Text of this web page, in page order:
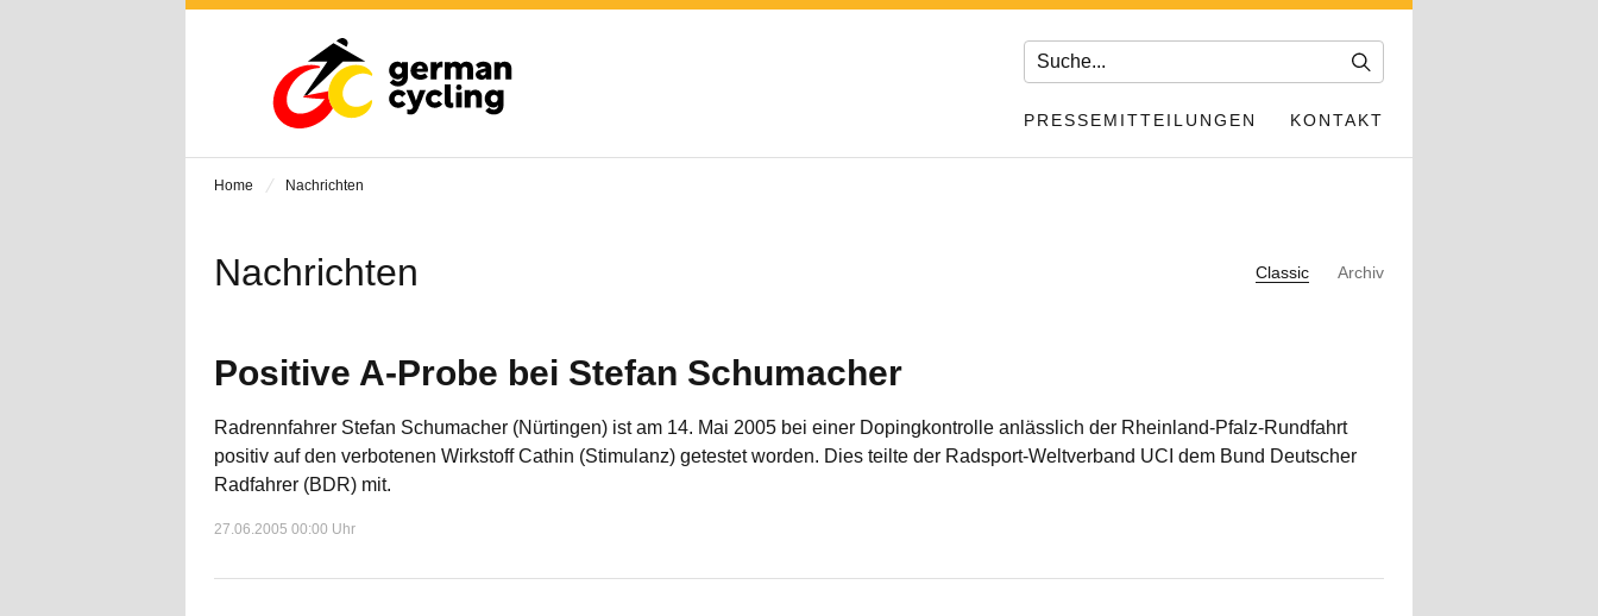
PRESSEMITTEILUNGEN KONTAKT
Home Nachrichten
Nachrichten Classic Archiv
Positive A-Probe bei Stefan Schumacher
Radrennfahrer Stefan Schumacher (Nürtingen) ist am 14. Mai 2005 bei einer Dopingkontrolle anlässlich der Rheinland-Pfalz-Rundfahrt
positiv auf den verbotenen Wirkstoff Cathin (Stimulanz) getestet worden. Dies teilte der Radsport-Weltverband UCI dem Bund Deutscher
Radfahrer (BDR) mit.
27.06.2005 00:00 Uhr